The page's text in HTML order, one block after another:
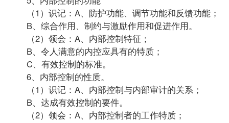
（1）识记：A、防护功能、调节功能和反馈功能；
B、综合作用、制约与激励作用和促进作用。
（2）领会：A、内部控制特征；
B、令人满意的内控应具有的特质；
C、有效控制的标准。
6、内部控制的性质。
（1）识记：A、内部控制与内部审计的关系；
B、达成有效控制的要件。
（2）领会：A、内部控制者的工作特质；